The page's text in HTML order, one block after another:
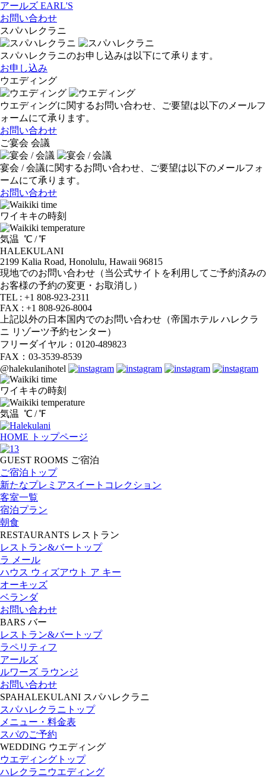
アールズ EARL'S
お問い合わせ
スパハレクラニ
スパハレクラニのお申し込みは以下にて承ります。
お申し込み
ウエディング
ウエディングに関するお問い合わせ、ご要望は以下のメールフ
ォームにて承ります。
お問い合わせ
ご宴会 会議
宴会 / 会議に関するお問い合わせ、ご要望は以下のメールフォ
ームにて承ります。
お問い合わせ
ワイキキの時刻
気温 ℃ /℉
HALEKULANI
2199 Kalia Road, Honolulu, Hawaii 96815
現地でのお問い合わせ（当公式サイトを利用してご予約済みの
お客様の予約の変更・お取消し）
TEL : +1 808-923-2311
FAX : +1 808-926-8004
上記以外の日本国内でのお問い合わせ（帝国ホテル ハレクラ
ニ リゾーツ予約センター）
フリーダイヤル：0120-489823
FAX：03-3539-8539
@halekulanihotel
ワイキキの時刻
気温 ℃ /℉
HOME トップページ
GUEST ROOMS ご宿泊
ご宿泊トップ
新たなプレミアスイートコレクション
客室一覧
宿泊プラン
朝食
RESTAURANTS レストラン
レストラン&バートップ
ラ メール
ハウス ウィズアウト ア キー
オーキッズ
ベランダ
お問い合わせ
BARS バー
レストラン&バートップ
ラペリティフ
アールズ
ルワーズ ラウンジ
お問い合わせ
SPAHALEKULANI スパハレクラニ
スパハレクラニトップ
メニュー・料金表
スパのご予約
WEDDING ウエディング
ウエディングトップ
ハレクラニウエディング